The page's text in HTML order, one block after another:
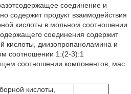
соединение и
содержит продукт взаимодействия
кислоты в мольном соотношении
соединения содержит
кислоты, диизопропаноламина и
соотношении 1:(2-3):1
соотношении компонентов, мас.
кислоты,